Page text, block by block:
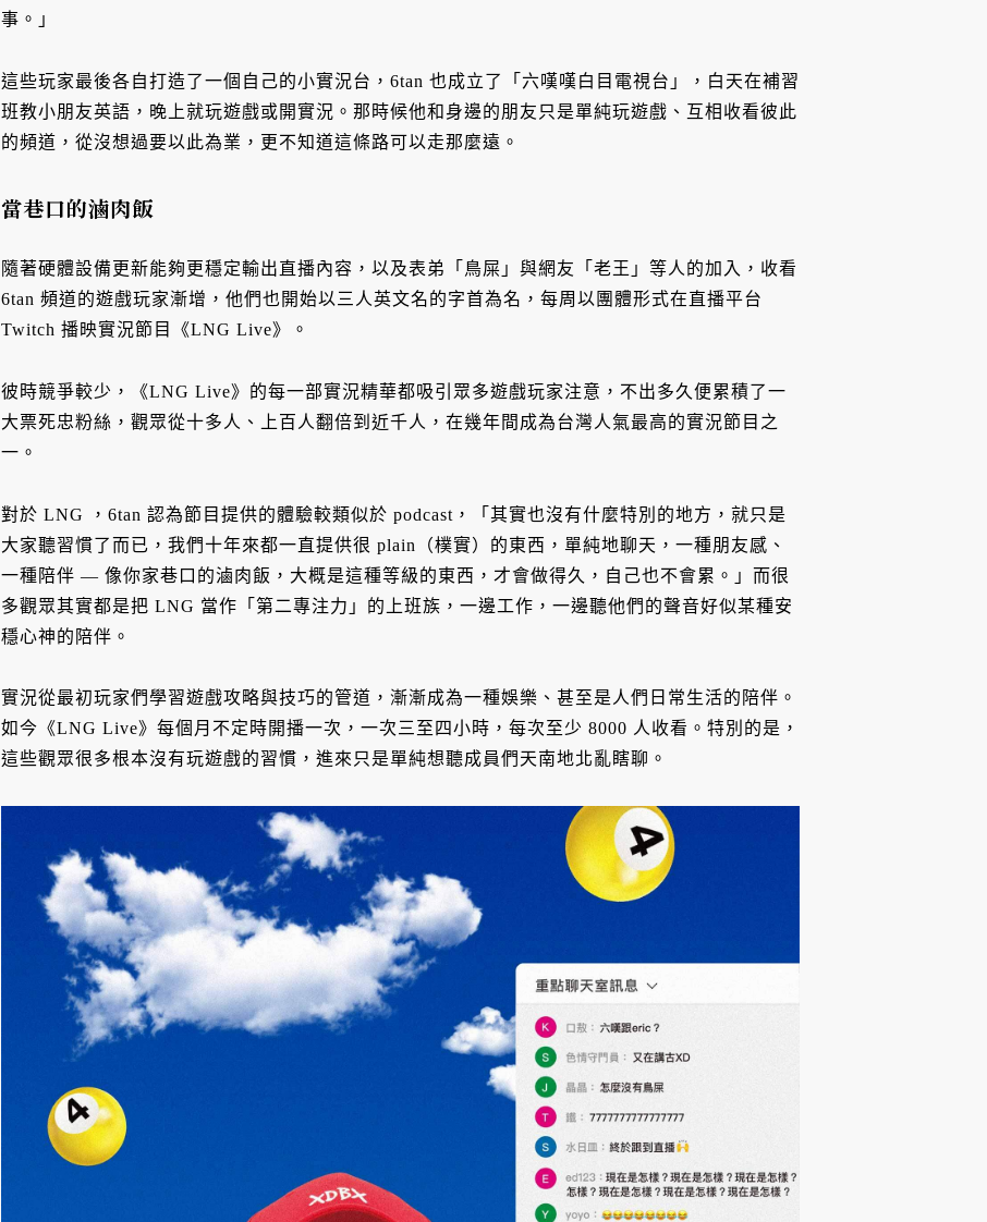
事。」
這些玩家最後各自打造了一個自己的小實況台，6tan 也成立了「六嘆嘆白目電視台」，白天在補習
班教小朋友英語，晚上就玩遊戲或開實況。那時候他和身邊的朋友只是單純玩遊戲、互相收看彼此
的頻道，從沒想過要以此為業，更不知道這條路可以走那麼遠。
當巷口的滷肉飯
隨著硬體設備更新能夠更穩定輸出直播內容，以及表弟「鳥屎」與網友「老王」等人的加入，收看
6tan 頻道的遊戲玩家漸增，他們也開始以三人英文名的字首為名，每周以團體形式在直播平台
Twitch 播映實況節目《LNG Live》。
彼時競爭較少，《LNG Live》的每一部實況精華都吸引眾多遊戲玩家注意，不出多久便累積了一
大票死忠粉絲，觀眾從十多人、上百人翻倍到近千人，在幾年間成為台灣人氣最高的實況節目之
一。
對於 LNG ，6tan 認為節目提供的體驗較類似於 podcast，「其實也沒有什麼特別的地方，就只是
大家聽習慣了而已，我們十年來都一直提供很 plain（樸實）的東西，單純地聊天，一種朋友感、
一種陪伴 — 像你家巷口的滷肉飯，大概是這種等級的東西，才會做得久，自己也不會累。」而很
多觀眾其實都是把 LNG 當作「第二專注力」的上班族，一邊工作，一邊聽他們的聲音好似某種安
穩心神的陪伴。
實況從最初玩家們學習遊戲攻略與技巧的管道，漸漸成為一種娛樂、甚至是人們日常生活的陪伴。
如今《LNG Live》每個月不定時開播一次，一次三至四小時，每次至少 8000 人收看。特別的是，
這些觀眾很多根本沒有玩遊戲的習慣，進來只是單純想聽成員們天南地北亂瞎聊。